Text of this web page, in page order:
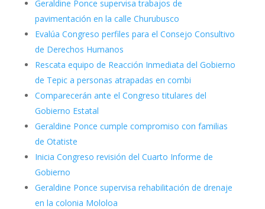
Geraldine Ponce supervisa trabajos de
pavimentación en la calle Churubusco
Evalúa Congreso perfiles para el Consejo Consultivo
de Derechos Humanos
Rescata equipo de Reacción Inmediata del Gobierno
de Tepic a personas atrapadas en combi
Comparecerán ante el Congreso titulares del
Gobierno Estatal
Geraldine Ponce cumple compromiso con familias
de Otatiste
Inicia Congreso revisión del Cuarto Informe de
Gobierno
Geraldine Ponce supervisa rehabilitación de drenaje
en la colonia Mololoa